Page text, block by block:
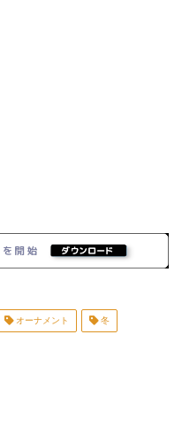
オーナメント 冬